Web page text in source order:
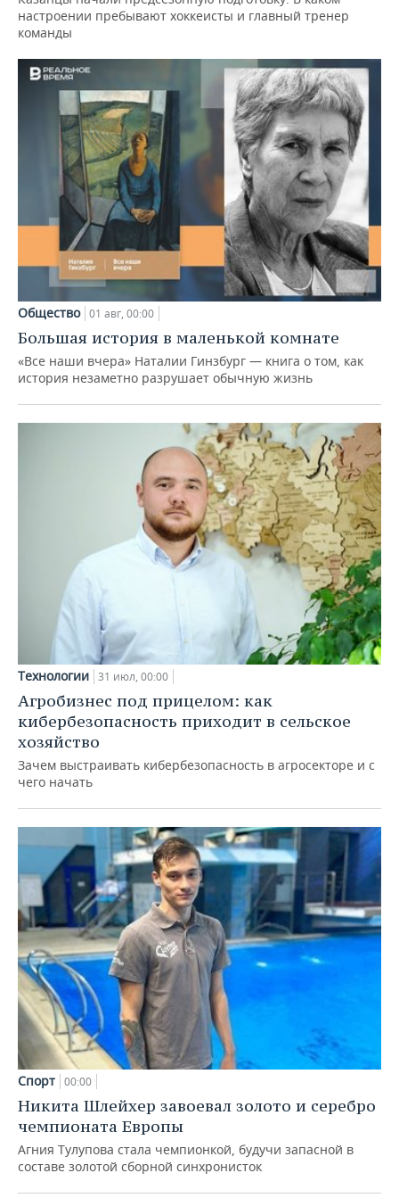
настроении пребывают хоккеисты и главный тренер
команды
Общество 01 авг, 00:00
Большая история в маленькой комнате
«Все наши вчера» Наталии Гинзбург — книга о том, как
история незаметно разрушает обычную жизнь
Технологии 31 июл, 00:00
Агробизнес под прицелом: как
кибербезопасность приходит в сельское
хозяйство
Зачем выстраивать кибербезопасность в агросекторе и с
чего начать
Спорт 00:00
Никита Шлейхер завоевал золото и серебро
чемпионата Европы
Агния Тулупова стала чемпионкой, будучи запасной в
составе золотой сборной синхронисток